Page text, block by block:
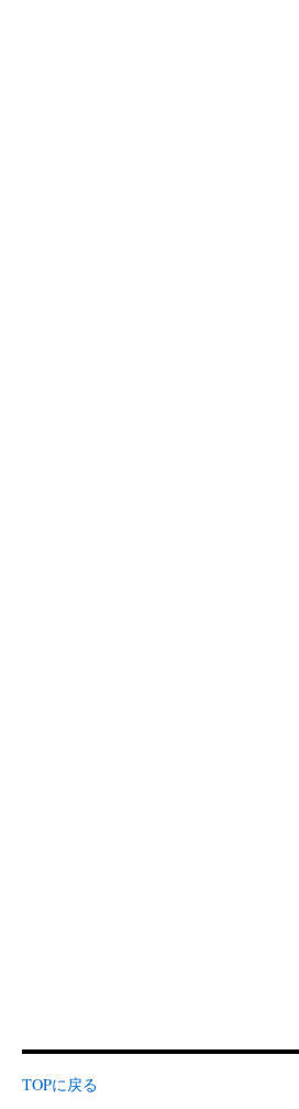
TOPに戻る